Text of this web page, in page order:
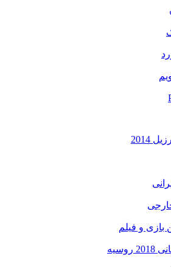
2014
و فیلم